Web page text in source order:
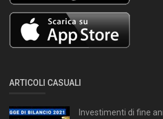
ARTICOLI CASUALI
Investimenti di fine